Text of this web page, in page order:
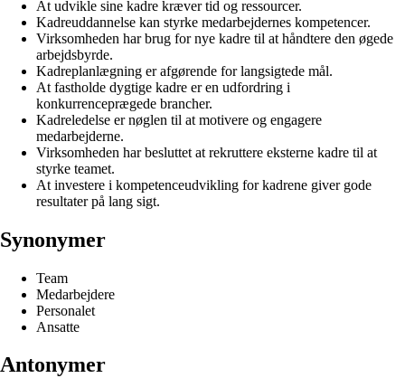
At udvikle sine kadre kræver tid og ressourcer.
Kadreuddannelse kan styrke medarbejdernes kompetencer.
Virksomheden har brug for nye kadre til at håndtere den øgede
arbejdsbyrde.
Kadreplanlægning er afgørende for langsigtede mål.
At fastholde dygtige kadre er en udfordring i
konkurrenceprægede brancher.
Kadreledelse er nøglen til at motivere og engagere
medarbejderne.
Virksomheden har besluttet at rekruttere eksterne kadre til at
styrke teamet.
At investere i kompetenceudvikling for kadrene giver gode
resultater på lang sigt.
Synonymer
Team
Medarbejdere
Personalet
Ansatte
Antonymer